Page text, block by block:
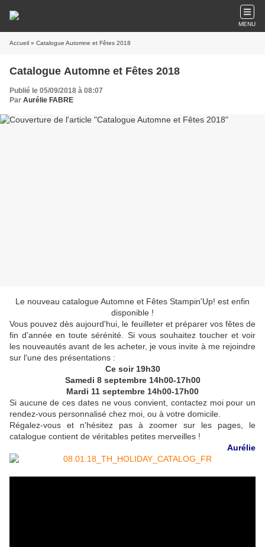
MENU
Accueil » Catalogue Automne et Fêtes 2018
Catalogue Automne et Fêtes 2018
Publié le 05/09/2018 à 08:07
Par Aurélie FABRE
Le nouveau catalogue Automne et Fêtes Stampin'Up! est enfin
disponible !
Vous pouvez dès aujourd'hui, le feuilleter et préparer vos fêtes de
fin d'année en toute sérénité. Si vous souhaitez toucher et voir
les nouveautés avant de les acheter, je vous invite à me rejoindre
sur l'une des présentations :
Ce soir 19h30
Samedi 8 septembre 14h00-17h00
Mardi 11 septembre 14h00-17h00
Si aucune de ces dates ne vous convient, contactez moi pour un
rendez-vous personnalisé chez moi, ou à votre domicile.
Régalez-vous et n'hésitez pas à zoomer sur les pages, le
catalogue contient de véritables petites merveilles !
Aurélie